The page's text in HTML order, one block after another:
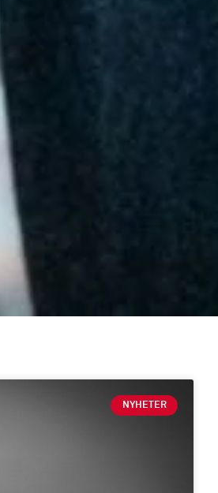
NYHETER